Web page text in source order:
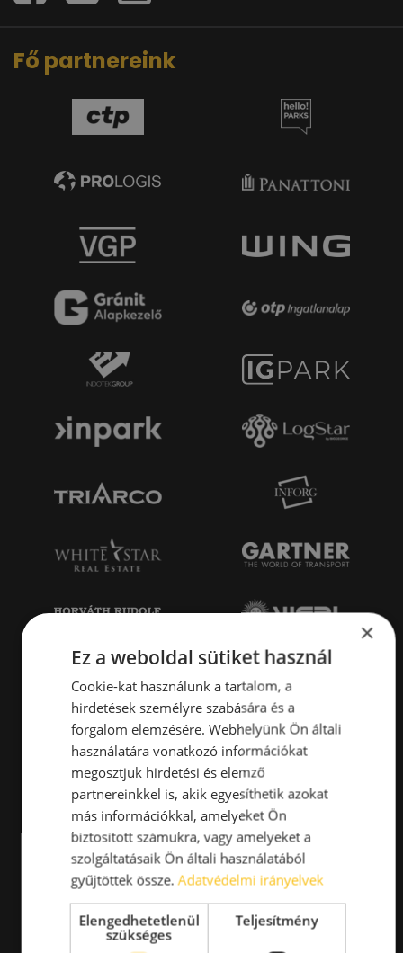
Fő partnereink
×
Ez a weboldal sütiket használ
Cookie-kat használunk a tartalom, a
hirdetések személyre szabására és a
forgalom elemzésére. Webhelyünk Ön általi
használatára vonatkozó információkat
megosztjuk hirdetési és elemző
partnereinkkel is, akik egyesíthetik azokat
más információkkal, amelyeket Ön
biztosított számukra, vagy amelyeket a
szolgáltatásaik Ön általi használatából
gyűjtöttek össze.Adatvédelmi irányelvek
Elengedhetetlenül
szükséges
Teljesítmény